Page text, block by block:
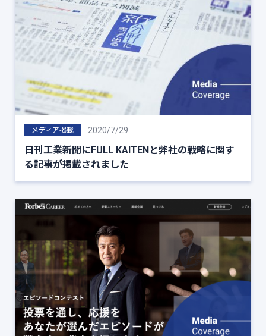
メディア掲載 2020/7/29
日刊工業新聞にFULL KAITENと弊社の戦略に関す
る記事が掲載されました